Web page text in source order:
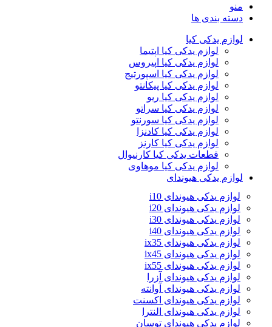
منو
دسته بندی ها
لوازم یدکی کیا
لوازم یدکی کیا اپتیما
لوازم یدکی کیا اپیروس
لوازم یدکی کیا اسپورتیج
لوازم یدکی کیا پیکانتو
لوازم یدکی کیا ریو
لوازم یدکی کیا سراتو
لوازم یدکی کیا سورنتو
لوازم یدکی کیا کادنزا
لوازم یدکی کیا کارنز
قطعات یدکی کیا کارنیوال
لوازم یدکی کیا موهاوی
لوازم یدکی هیوندای
لوازم یدکی هیوندای i10
لوازم یدکی هیوندای i20
لوازم یدکی هیوندای i30
لوازم یدکی هیوندای i40
لوازم یدکی هیوندای ix35
لوازم یدکی هیوندای ix45
لوازم یدکی هیوندای ix55
لوازم یدکی هیوندای آزرا
لوازم یدکی هیوندای آوانته
لوازم یدکی هیوندای اکسنت
لوازم یدکی هیوندای النترا
لوازم یدکی هیوندای توسان